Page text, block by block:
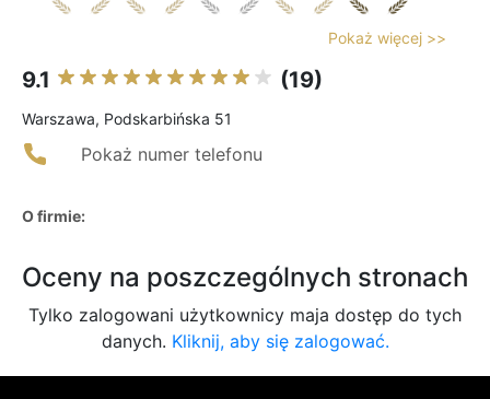
Pokaż więcej >>
9.1 (19)
Warszawa, Podskarbińska 51
Pokaż numer telefonu
O firmie:
Oceny na poszczególnych stronach
Tylko zalogowani użytkownicy maja dostęp do tych
danych. Kliknij, aby się zalogować.